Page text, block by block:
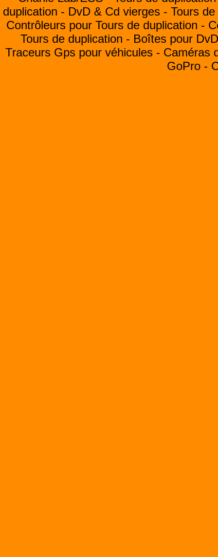
duplication - DvD & Cd vierges - Tours
Contrôleurs pour Tours de duplication -
Tours de duplication - Boîtes pour
Traceurs Gps pour véhicules - Caméras
GoPro -